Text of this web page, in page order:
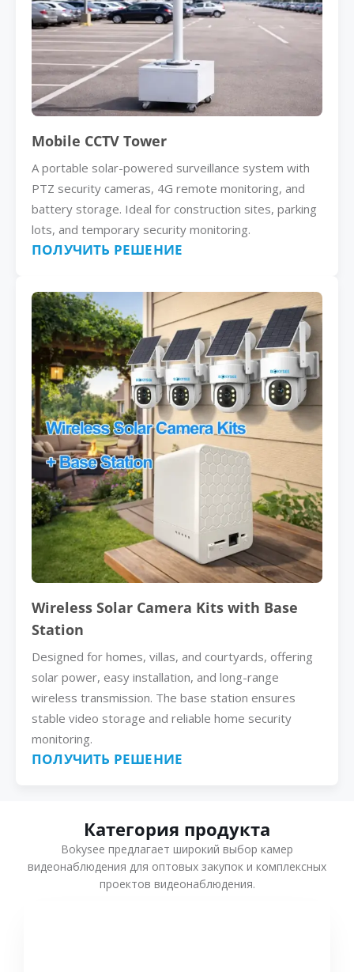
Mobile CCTV Tower
A portable solar-powered surveillance system with
PTZ security cameras, 4G remote monitoring, and
battery storage. Ideal for construction sites, parking
lots, and temporary security monitoring.
ПОЛУЧИТЬ РЕШЕНИЕ
Wireless Solar Camera Kits with Base
Station
Designed for homes, villas, and courtyards, offering
solar power, easy installation, and long-range
wireless transmission. The base station ensures
stable video storage and reliable home security
monitoring.
ПОЛУЧИТЬ РЕШЕНИЕ
Категория продукта
Bokysee предлагает широкий выбор камер
видеонаблюдения для оптовых закупок и комплексных
проектов видеонаблюдения.